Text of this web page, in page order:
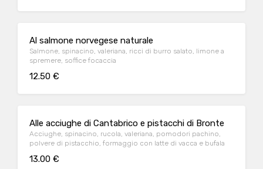
Al salmone norvegese naturale
Salmone, spinacino, valeriana, ricci di burro salato, limone a
spremere, soffice focaccia
12.50 €
Alle acciughe di Cantabrico e pistacchi di Bronte
Acciughe, spinacino, rucola, valeriana, pomodori pachino,
polvere di pistacchio, formaggio con latte di vacca e bufala
13.00 €